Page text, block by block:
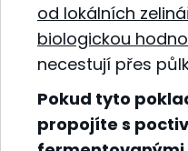
od lokálních
biologickou
necestují přes
Pokud tyto
propojíte s